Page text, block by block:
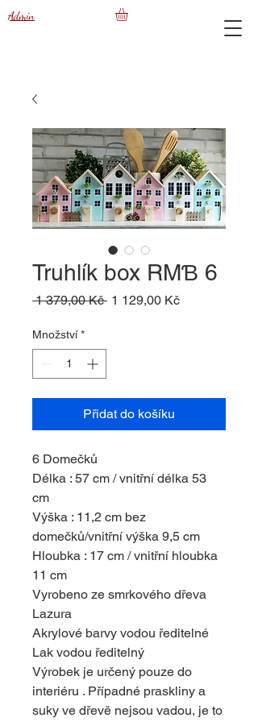
Admin
Truhlík box RMƁ 6
1 379,00 Kč Běžná
1 129,00 KčZvýhodněná
Množství *
Přidat do košíku
6 Domečků
Délka : 57 cm / vnitřní délka 53
cm
Výška : 11,2 cm bez
domečků/vnitřní výška 9,5 cm
Hloubka : 17 cm / vnitřní hloubka
11 cm
Vyrobeno ze smrkového dřeva
Lazura
Akrylové barvy vodou ředitelné
Lak vodou ředitelný
Výrobek je určený pouze do
interiéru . Případné praskliny a
suky ve dřevě nejsou vadou, je to